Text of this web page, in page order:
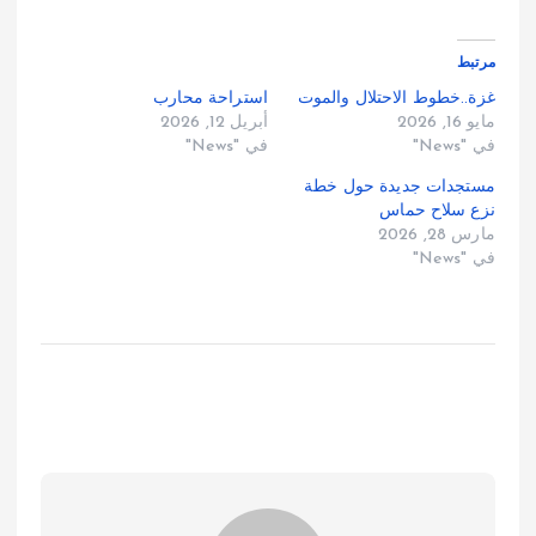
مرتبط
غزة..خطوط الاحتلال والموت
مايو 16, 2026
في "News"
استراحة محارب
أبريل 12, 2026
في "News"
مستجدات جديدة حول خطة
نزع سلاح حماس
مارس 28, 2026
في "News"